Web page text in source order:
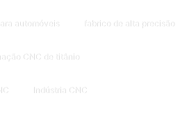
automóveis fabrico de alta precisão
CNC de titânio
Indústria CNC